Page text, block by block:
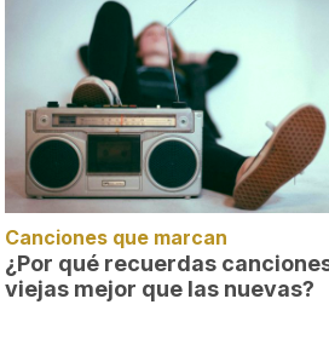
Canciones que marcan
¿Por qué recuerdas
viejas mejor que las nuevas?